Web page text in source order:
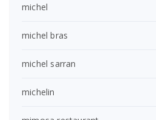
michel
michel bras
michel sarran
michelin